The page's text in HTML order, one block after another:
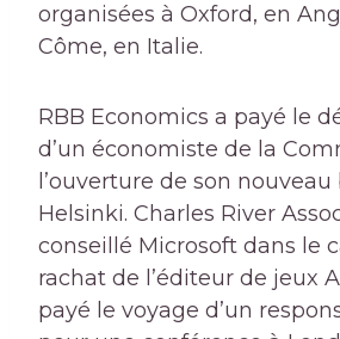
organisées à Oxford, en
Côme, en Italie.
RBB Economics a payé le
d’un économiste de la
l’ouverture de son nouveau
Helsinki. Charles River
conseillé Microsoft dans le
rachat de l’éditeur de jeux
payé le voyage d’un